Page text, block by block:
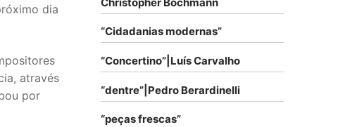
dia
através
por
“Cidadanias modernas”
“Concertino”|Luís Carvalho
“dentre”|Pedro Berardinelli
“peças frescas”